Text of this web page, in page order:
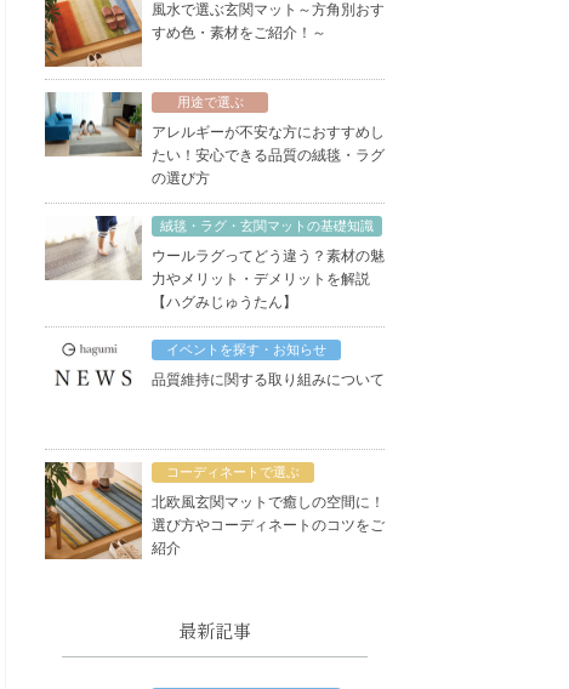
風水で選ぶ玄関マット～方角別おす
すめ色・素材をご紹介！～
用途で選ぶ
アレルギーが不安な方におすすめし
たい！安心できる品質の絨毯・ラグ
の選び方
絨毯・ラグ・玄関マットの基礎知識
ウールラグってどう違う？素材の魅
力やメリット・デメリットを解説
【ハグみじゅうたん】
イベントを探す・お知らせ
品質維持に関する取り組みについて
コーディネートで選ぶ
北欧風玄関マットで癒しの空間に！
選び方やコーディネートのコツをご
紹介
最新記事